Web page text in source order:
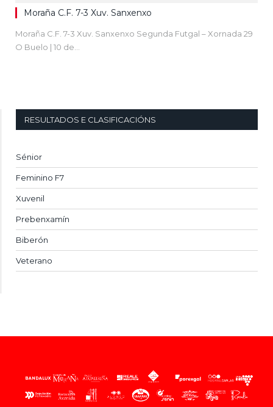
Moraña C.F. 7-3 Xuv. Sanxenxo
Moraña C.F. 7-3 Xuv. Sanxenxo Segunda Futgal – Xornada 29
O Buelo | 10 de…
RESULTADOS E CLASIFICACIÓNS
Sénior
Feminino F7
Xuvenil
Prebenxamín
Biberón
Veterano